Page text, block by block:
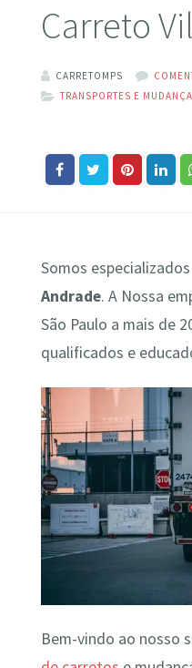
Carreto
CARRETOMPS
TRANSPORTES E
Somos
Andrade. A Nossa
São Paulo a mais de
qualificados e
Bem-vindo ao nosso